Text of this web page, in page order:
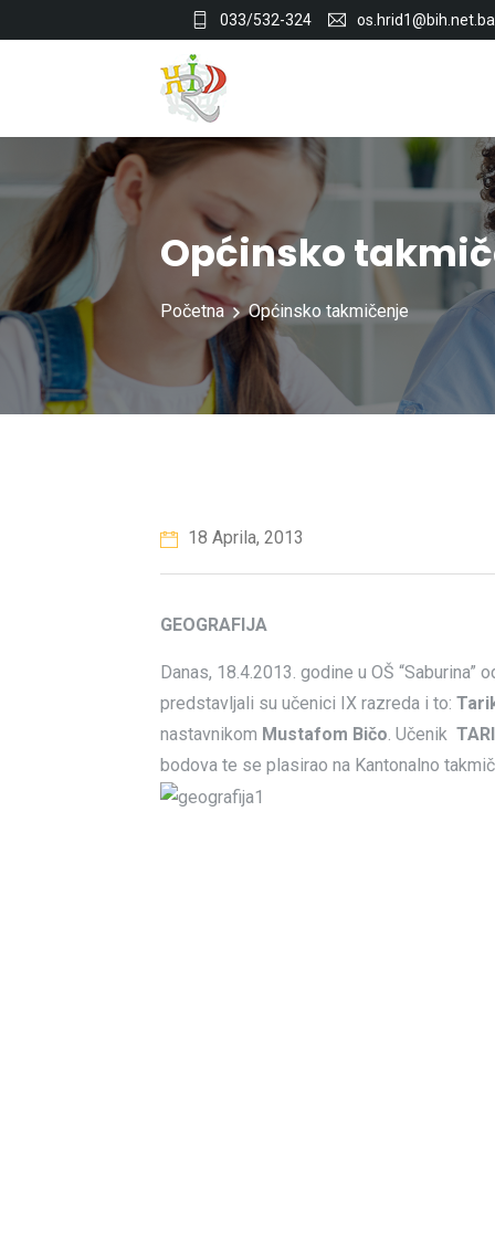
033/532-324 os.hrid1@bih.net.ba
Općinsko
Početna Općinsko takmičenje
18 Aprila, 2013
GEOGRAFIJA
Danas, 18.4.2013. godine u OŠ
predstavljali su učenici IX razreda i to:
nastavnikom Mustafom Bičo Učenik
bodova te se plasirao na Kantonalno